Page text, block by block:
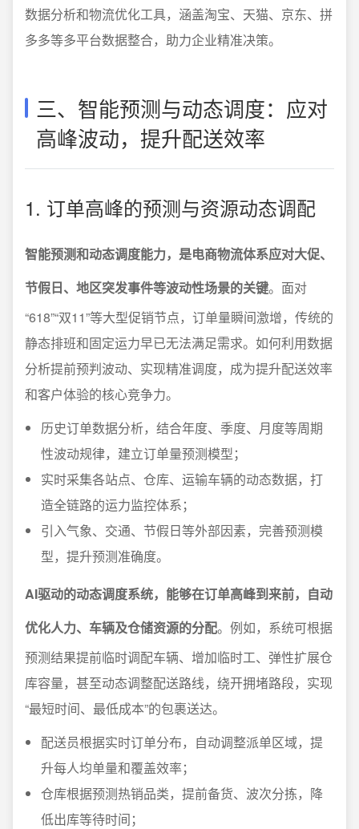
数据分析和物流优化工具，涵盖淘宝、天猫、京东、拼
多多等多平台数据整合，助力企业精准决策。
三、智能预测与动态调度：应对
高峰波动，提升配送效率
1. 订单高峰的预测与资源动态调配
智能预测和动态调度能力，是电商物流体系应对大促、
节假日、地区突发事件等波动性场景的关键。面对
“618”“双11”等大型促销节点，订单量瞬间激增，传统的
静态排班和固定运力早已无法满足需求。如何利用数据
分析提前预判波动、实现精准调度，成为提升配送效率
和客户体验的核心竞争力。
历史订单数据分析，结合年度、季度、月度等周期
性波动规律，建立订单量预测模型；
实时采集各站点、仓库、运输车辆的动态数据，打
造全链路的运力监控体系；
引入气象、交通、节假日等外部因素，完善预测模
型，提升预测准确度。
AI驱动的动态调度系统，能够在订单高峰到来前，自动
优化人力、车辆及仓储资源的分配。例如，系统可根据
预测结果提前临时调配车辆、增加临时工、弹性扩展仓
库容量，甚至动态调整配送路线，绕开拥堵路段，实现
“最短时间、最低成本”的包裹送达。
配送员根据实时订单分布，自动调整派单区域，提
升每人均单量和覆盖效率；
仓库根据预测热销品类，提前备货、波次分拣，降
低出库等待时间；